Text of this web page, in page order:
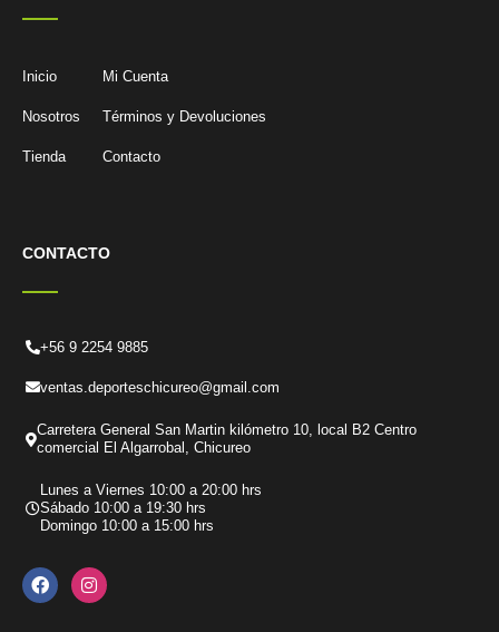
Inicio
Nosotros
Tienda
Mi Cuenta
Términos y Devoluciones
Contacto
CONTACTO
+56 9 2254 9885
ventas.deporteschicureo@gmail.com
Carretera General San Martin kilómetro 10, local B2 Centro
comercial El Algarrobal, Chicureo
Lunes a Viernes 10:00 a 20:00 hrs
Sábado 10:00 a 19:30 hrs
Domingo 10:00 a 15:00 hrs
F
a
c
I
n
s